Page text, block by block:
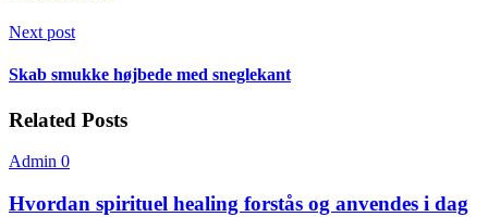
Next post
Skab smukke højbede med sneglekant
Related Posts
Admin 0
Hvordan spirituel healing forstås og anvendes i dag